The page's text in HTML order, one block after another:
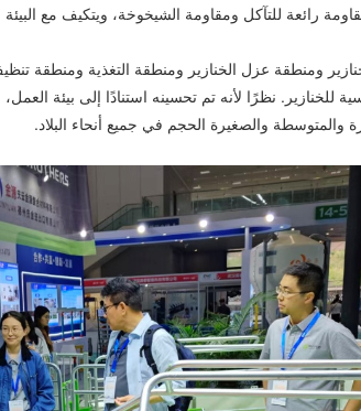
رائعة للتآكل ومقاومة الشيخوخة، ويتكيف مع
ومنطقة عزل الخنازير ومنطقة التغذية ومنطقة
نظرًا لأنه تم تحسينه استنادًا إلى بيئة
والمتوسطة والصغيرة الحجم في جميع أنحاء البلاد.